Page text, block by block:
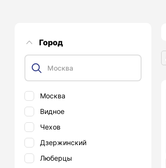
Город
Москва
Видное
Чехов
Дзержинский
Люберцы